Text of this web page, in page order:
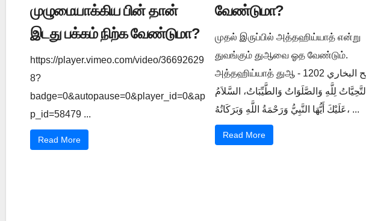
முழுமையாக்கிய பின் தான்
இடது பக்கம் நிற்க வேண்டுமா?
https://player.vimeo.com/video/36692629
8?
badge=0&autopause=0&player_id=0&ap
p_id=58479 ...
Read More
வேண்டுமா?
முதல் இருப்பில் அத்தஹிய்யாத் என்று
துவங்கும் துஆவை ஓத வேண்டும்.
அத்தஹிய்யாத் துஆ صحيح البخاري 1202 -
التَّحِيَّاتُ لِلَّهِ وَالصَّلَوَاتُ وَالطَّيِّبَاتُ، السَّلاَمُ
عَلَيْكَ أَيُّهَا النَّبِيُّ وَرَحْمَةُ اللَّهِ وَبَرَكَاتُهُ، ...
Read More